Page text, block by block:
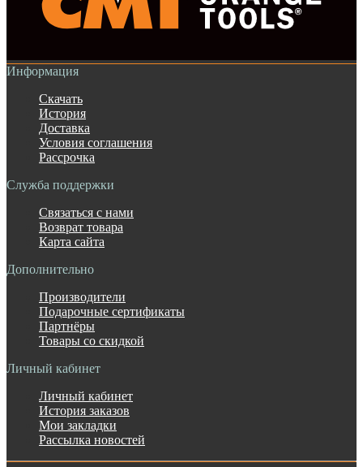
Информация
Скачать
История
Доставка
Условия соглашения
Рассрочка
Служба поддержки
Связаться с нами
Возврат товара
Карта сайта
Дополнительно
Производители
Подарочные сертификаты
Партнёры
Товары со скидкой
Личный кабинет
Личный кабинет
История заказов
Мои закладки
Рассылка новостей